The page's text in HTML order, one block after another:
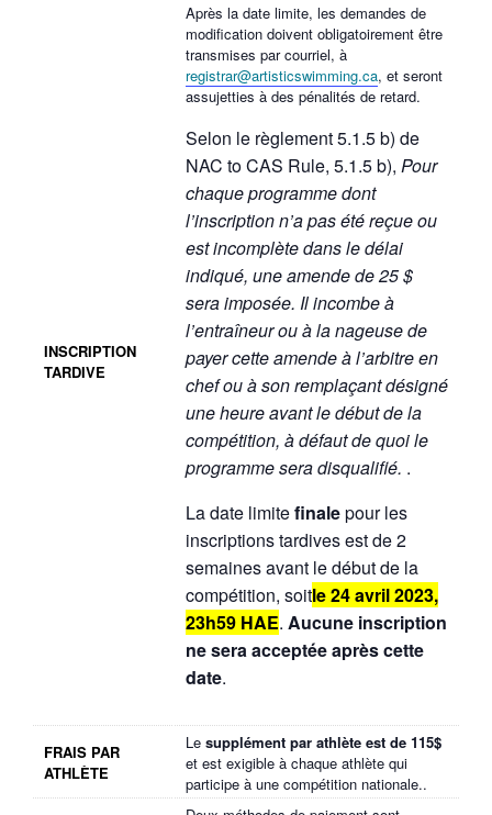
INSCRIPTION
TARDIVE
Après la date limite, les demandes de
modification doivent obligatoirement être
transmises par courriel, à
registrar@artisticswimming.ca, et seront
assujetties à des pénalités de retard.
Selon le règlement 5.1.5 b) de
NAC to CAS Rule, 5.1.5 b), Pour
chaque programme dont
l’inscription n’a pas été reçue ou
est incomplète dans le délai
indiqué, une amende de 25 $
sera imposée. Il incombe à
l’entraîneur ou à la nageuse de
payer cette amende à l’arbitre en
chef ou à son remplaçant désigné
une heure avant le début de la
compétition, à défaut de quoi le
programme sera disqualifié. .
La date limitefinalepour les
inscriptions tardives est de 2
semaines avant le début de la
compétition, soitle 24 avril 2023,
23h59 HAE. Aucune inscription
ne sera acceptée après cette
date.
FRAIS PAR
ATHLÈTE
Le supplément par athlète est de 115$
et est exigible à chaque athlète qui
participe à une compétition nationale..